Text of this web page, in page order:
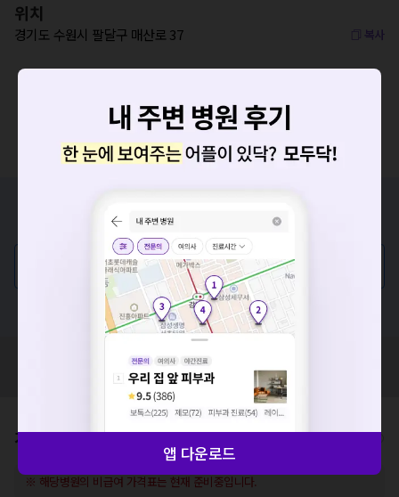
위치
경기도 수원시 팔달구 매산로 37 복사
증상/치료, 궁금한 점이 있나요?
💬 무엇이든 물어보세요
혹은, 의료상담 서비스에 다양한 게시글 보러가기
혹시 잘못된 병원정보가 있나요?
모두닥 팀에 알려주세요!
가격표 비급여/급여 진료란?
※ 해당병원의 비급여 가격표는 현재 준비중입니다.
요청하신 작업을 처리하지 못했습니다.
네트워크 또는 서버의 일시적인 오류로, 잠시 후 다시 시도해주
세요. 지속적으로 문제가 발생할 경우 모두닥 채널톡으로 문의
앱 다운로드